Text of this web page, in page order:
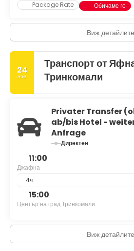
Package Rate
Обичаме го
Виж детайлите
24
ное
Транспорт от
Тринкомали
Privater Transfer
ab/bis Hotel -
Anfrage
Директен
11:00
Джафна
4ч.
15:00
Център на град Тринкомали
Виж детайлите